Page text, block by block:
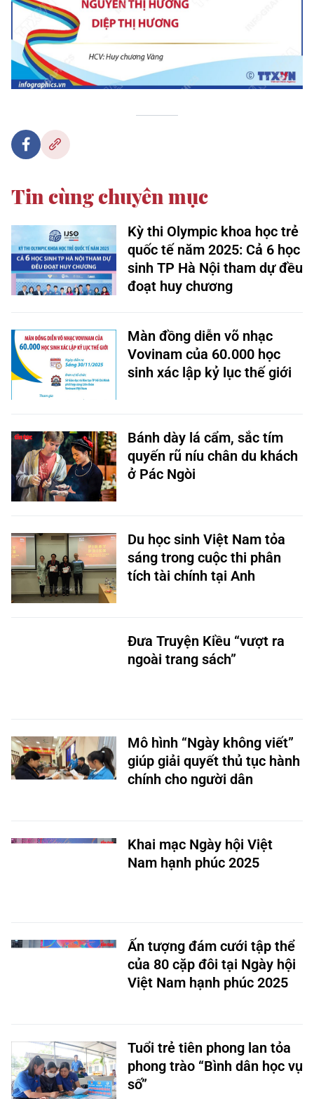
Tin cùng chuyên mục
Kỳ thi Olympic khoa học trẻ
quốc tế năm 2025: Cả 6 học
sinh TP Hà Nội tham dự đều
đoạt huy chương
Màn đồng diễn võ nhạc
Vovinam của 60.000 học
sinh xác lập kỷ lục thế giới
Bánh dày lá cẩm, sắc tím
quyến rũ níu chân du khách
ở Pác Ngòi
Du học sinh Việt Nam tỏa
sáng trong cuộc thi phân
tích tài chính tại Anh
Đưa Truyện Kiều “vượt ra
ngoài trang sách”
Mô hình “Ngày không viết”
giúp giải quyết thủ tục hành
chính cho người dân
Khai mạc Ngày hội Việt
Nam hạnh phúc 2025
Ấn tượng đám cưới tập thể
của 80 cặp đôi tại Ngày hội
Việt Nam hạnh phúc 2025
Tuổi trẻ tiên phong lan tỏa
phong trào “Bình dân học vụ
số”